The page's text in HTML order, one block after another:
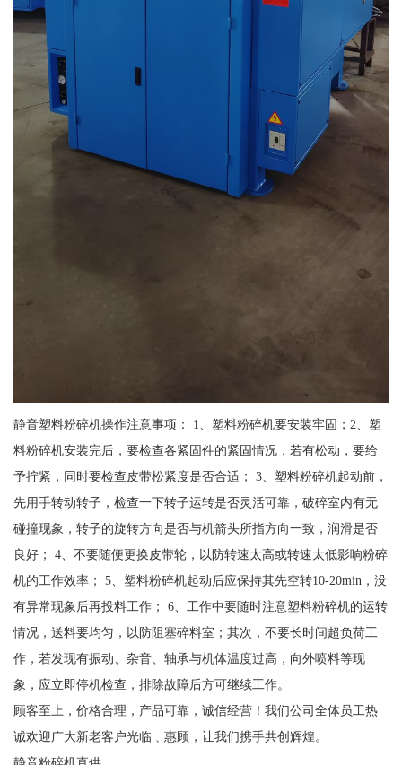
静音塑料粉碎机操作注意事项： 1、塑料粉碎机要安装牢固；2、塑
料粉碎机安装完后，要检查各紧固件的紧固情况，若有松动，要给
予拧紧，同时要检查皮带松紧度是否合适； 3、塑料粉碎机起动前，
先用手转动转子，检查一下转子运转是否灵活可靠，破碎室内有无
碰撞现象，转子的旋转方向是否与机箭头所指方向一致，润滑是否
良好； 4、不要随便更换皮带轮，以防转速太高或转速太低影响粉碎
机的工作效率； 5、塑料粉碎机起动后应保持其先空转10-20min，没
有异常现象后再投料工作； 6、工作中要随时注意塑料粉碎机的运转
情况，送料要均匀，以防阻塞碎料室；其次，不要长时间超负荷工
作，若发现有振动、杂音、轴承与机体温度过高，向外喷料等现
象，应立即停机检查，排除故障后方可继续工作。
顾客至上，价格合理，产品可靠，诚信经营！我们公司全体员工热
诚欢迎广大新老客户光临﹑惠顾，让我们携手共创辉煌。